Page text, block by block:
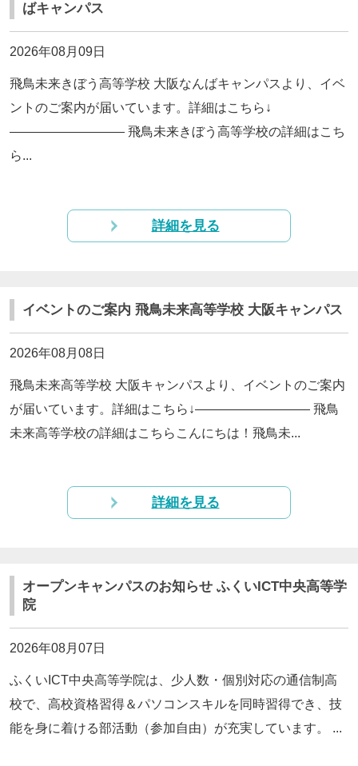
ばキャンパス
2026年08月09日
飛鳥未来きぼう高等学校 大阪なんばキャンパスより、イベ
ントのご案内が届いています。詳細はこちら↓
————————— 飛鳥未来きぼう高等学校の詳細はこち
ら...
詳細を見る
イベントのご案内 飛鳥未来高等学校 大阪キャンパス
2026年08月08日
飛鳥未来高等学校 大阪キャンパスより、イベントのご案内
が届いています。詳細はこちら↓————————— 飛鳥
未来高等学校の詳細はこちらこんにちは！飛鳥未...
詳細を見る
オープンキャンパスのお知らせ ふくいICT中央高等学
院
2026年08月07日
ふくいICT中央高等学院は、少人数・個別対応の通信制高
校で、高校資格習得＆パソコンスキルを同時習得でき、技
能を身に着ける部活動（参加自由）が充実しています。 ...